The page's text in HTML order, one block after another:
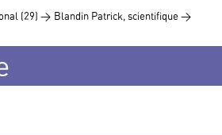
(29) > Blandin Patrick, scientifique >